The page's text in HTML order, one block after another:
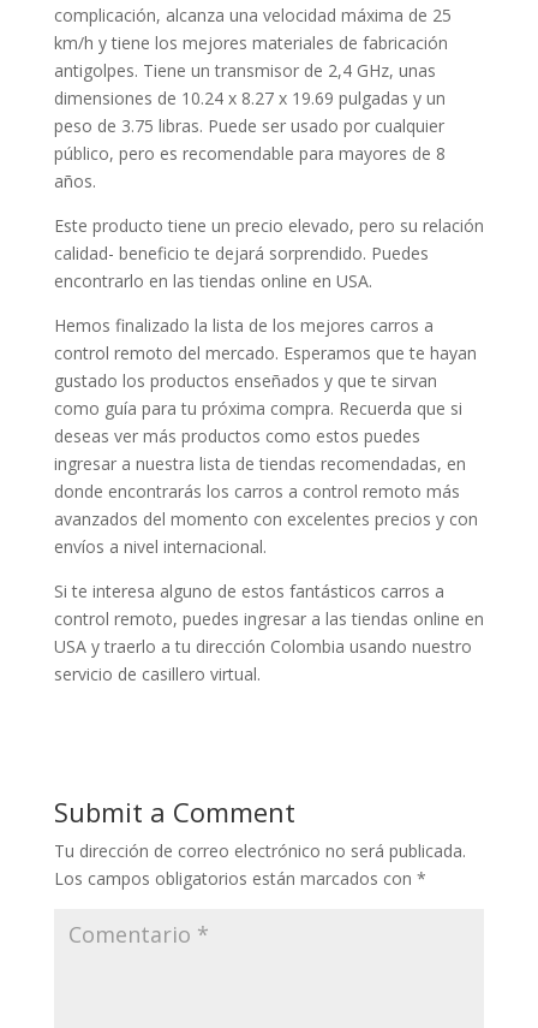
complicación, alcanza una velocidad máxima de 25
km/h y tiene los mejores materiales de fabricación
antigolpes. Tiene un transmisor de 2,4 GHz, unas
dimensiones de 10.24 x 8.27 x 19.69 pulgadas y un
peso de 3.75 libras. Puede ser usado por cualquier
público, pero es recomendable para mayores de 8
años.
Este producto tiene un precio elevado, pero su relación
calidad- beneficio te dejará sorprendido. Puedes
encontrarlo en las tiendas online en USA.
Hemos finalizado la lista de los mejores carros a
control remoto del mercado. Esperamos que te hayan
gustado los productos enseñados y que te sirvan
como guía para tu próxima compra. Recuerda que si
deseas ver más productos como estos puedes
ingresar a nuestra lista de tiendas recomendadas, en
donde encontrarás los carros a control remoto más
avanzados del momento con excelentes precios y con
envíos a nivel internacional.
Si te interesa alguno de estos fantásticos carros a
control remoto, puedes ingresar a las tiendas online en
USA y traerlo a tu dirección Colombia usando nuestro
servicio de casillero virtual.
Submit a Comment
Tu dirección de correo electrónico no será publicada.
Los campos obligatorios están marcados con *